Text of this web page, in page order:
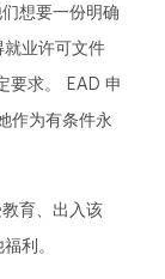
想要一份明确
业许可文件
要求。 EAD 申
作为有条件永
育、出入该
利。